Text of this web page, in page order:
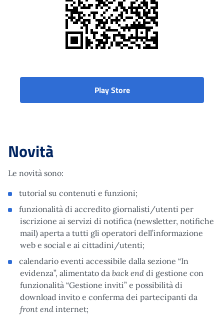
Play Store
Novità
Le novità sono:
tutorial su contenuti e funzioni;
funzionalità di accredito giornalisti/utenti per
iscrizione ai servizi di notifica (newsletter, notifiche
mail) aperta a tutti gli operatori dell’informazione
web e social e ai cittadini/utenti;
calendario eventi accessibile dalla sezione “In
evidenza”, alimentato da back end di gestione con
funzionalità “Gestione inviti” e possibilità di
download invito e conferma dei partecipanti da
front end internet;